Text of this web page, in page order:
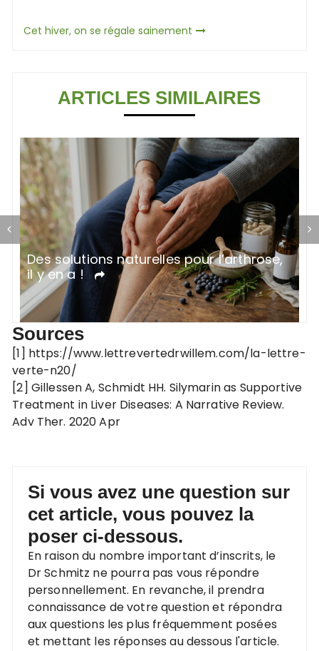
l’article
Cet hiver, on se régale sainement
ARTICLES SIMILAIRES
Des solutions naturelles pour l’arthrose,
il y en a !
Sources
[1] https://www.lettrevertedrwillem.com/la-lettre-
verte-n20/
[2] Gillessen A, Schmidt HH. Silymarin as Supportive
Treatment in Liver Diseases: A Narrative Review.
Adv Ther. 2020 Apr
Si vous avez une question sur
cet article, vous pouvez la
poser ci-dessous.
En raison du nombre important d’inscrits, le
Dr Schmitz ne pourra pas vous répondre
personnellement. En revanche, il prendra
connaissance de votre question et répondra
aux questions les plus fréquemment posées
et mettant les réponses au dessous l'article.